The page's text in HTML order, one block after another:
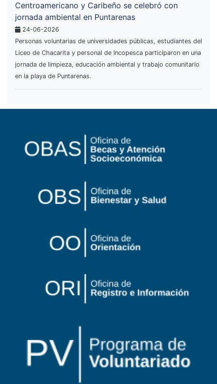
Centroamericano y Caribeño se celebró con
jornada ambiental en Puntarenas
24-06-2026
Personas voluntarias de universidades públicas, estudiantes del
Liceo de Chacarita y personal de Incopesca participaron en una
jornada de limpieza, educación ambiental y trabajo comunitario
en la playa de Puntarenas.